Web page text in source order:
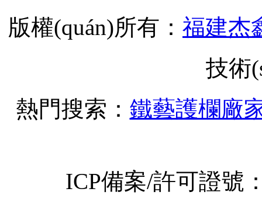
版權(quán)所有： 福建杰
技術
熱門搜索： 鐵藝護欄廠
ICP備案/許可證號